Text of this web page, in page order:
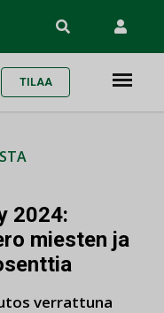
TILAA
2024:
miesten ja
verrattuna